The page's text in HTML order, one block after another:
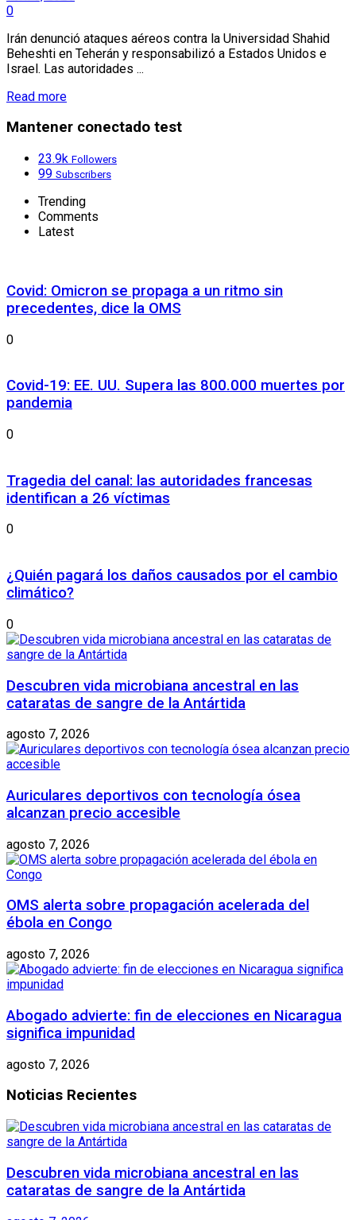
0
Irán denunció ataques aéreos contra la Universidad Shahid
Beheshti en Teherán y responsabilizó a Estados Unidos e
Israel. Las autoridades ...
Read more
Mantener conectado test
23.9k Followers
99 Subscribers
Trending
Comments
Latest
Covid: Omicron se propaga a un ritmo sin
precedentes, dice la OMS
0
Covid-19: EE. UU. Supera las 800.000 muertes por
pandemia
0
Tragedia del canal: las autoridades francesas
identifican a 26 víctimas
0
¿Quién pagará los daños causados ​​por el cambio
climático?
0
Descubren vida microbiana ancestral en las
cataratas de sangre de la Antártida
agosto 7, 2026
Auriculares deportivos con tecnología ósea
alcanzan precio accesible
agosto 7, 2026
OMS alerta sobre propagación acelerada del
ébola en Congo
agosto 7, 2026
Abogado advierte: fin de elecciones en Nicaragua
significa impunidad
agosto 7, 2026
Noticias Recientes
Descubren vida microbiana ancestral en las
cataratas de sangre de la Antártida